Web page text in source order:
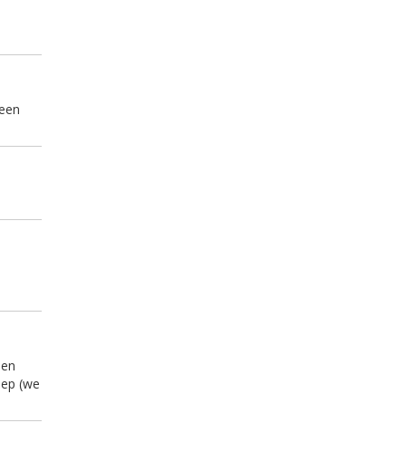
(we